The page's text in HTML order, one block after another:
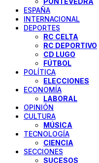
ESPAÑA
INTERNACIONAL
DEPORTES
RC CELTA
RC DEPORTIVO
CD LUGO
FÚTBOL
POLÍTICA
ELECCIONES
ECONOMÍA
LABORAL
OPINIÓN
CULTURA
MÚSICA
TECNOLOGÍA
CIENCIA
SECCIONES
SUCESOS